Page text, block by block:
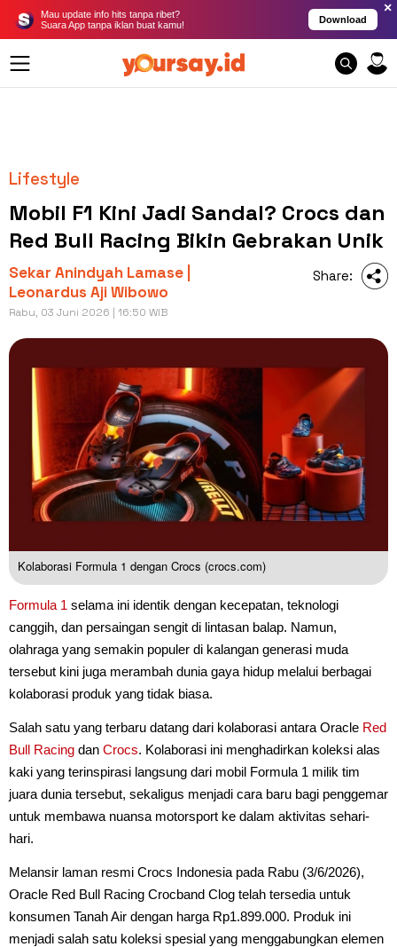
Mau update info hits tanpa ribet?
Suara App tanpa iklan buat kamu!
Download
×
Lifestyle
Mobil F1 Kini Jadi Sandal? Crocs dan
Red Bull Racing Bikin Gebrakan Unik
Sekar Anindyah Lamase |
Leonardus Aji Wibowo
Rabu, 03 Juni 2026 | 16:50 WIB
Share:
Kolaborasi Formula 1 dengan Crocs (crocs.com)
Formula 1 selama ini identik dengan kecepatan, teknologi
canggih, dan persaingan sengit di lintasan balap. Namun,
olahraga yang semakin populer di kalangan generasi muda
tersebut kini juga merambah dunia gaya hidup melalui berbagai
kolaborasi produk yang tidak biasa.
Salah satu yang terbaru datang dari kolaborasi antara Oracle Red
Bull Racing dan Crocs. Kolaborasi ini menghadirkan koleksi alas
kaki yang terinspirasi langsung dari mobil Formula 1 milik tim
juara dunia tersebut, sekaligus menjadi cara baru bagi penggemar
untuk membawa nuansa motorsport ke dalam aktivitas sehari-
hari.
Melansir laman resmi Crocs Indonesia pada Rabu (3/6/2026),
Oracle Red Bull Racing Crocband Clog telah tersedia untuk
konsumen Tanah Air dengan harga Rp1.899.000. Produk ini
menjadi salah satu koleksi spesial yang menggabungkan elemen